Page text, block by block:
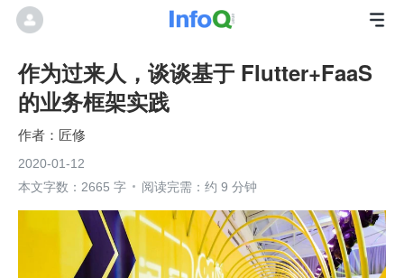
作为过来人，谈谈基于 Flutter+FaaS
的业务框架实践
匠修
2020-01-12
本文字数：2665 字
阅读完需：约 9 分钟